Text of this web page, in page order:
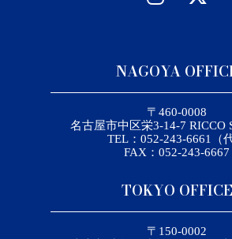
NAGOYA
〒460-0008
名古屋市中区栄3-14-7 RICCO
TEL：052-243-6661（代
FAX：052-243-6667
TOKYO OFFICE
〒150-0002